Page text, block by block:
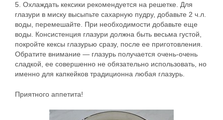
5. Охлаждать кексики рекомендуется на решетке. Для
глазури в миску высыпьте сахарную пудру, добавьте 2 ч.л.
воды, перемешайте. При необходимости добавьте еще
воды. Консистенция глазури должна быть весьма густой,
покройте кексы глазурью сразу, после ее приготовления.
Обратите внимание — глазурь получается очень-очень
сладкой, ее совершенно не обязательно использовать, но
именно для капкейков традиционна любая глазурь.
Приятного аппетита!